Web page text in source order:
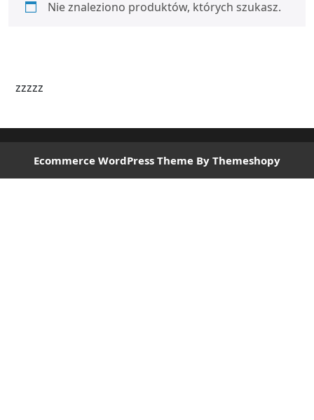
Nie znaleziono produktów, których szukasz.
zzzzz
Ecommerce WordPress Theme By Themeshopy